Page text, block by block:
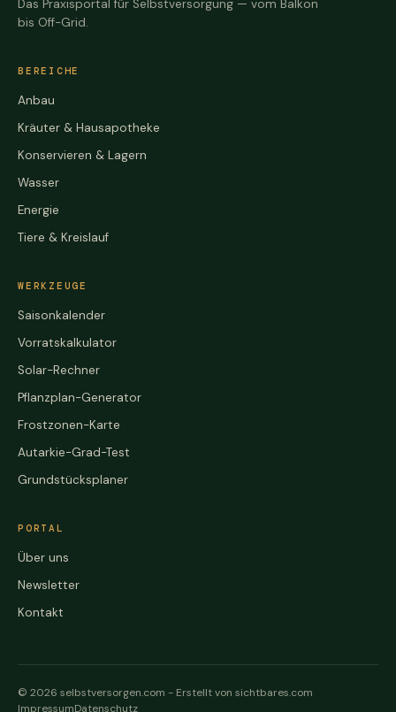
Das Praxisportal für Selbstversorgung — vom Balkon
bis Off-Grid.
BEREICHE
Anbau
Kräuter & Hausapotheke
Konservieren & Lagern
Wasser
Energie
Tiere & Kreislauf
WERKZEUGE
Saisonkalender
Vorratskalkulator
Solar-Rechner
Pflanzplan-Generator
Frostzonen-Karte
Autarkie-Grad-Test
Grundstücksplaner
PORTAL
Über uns
Newsletter
Kontakt
© 2026 selbstversorgen.com - Erstellt von sichtbares.com
ImpressumDatenschutz